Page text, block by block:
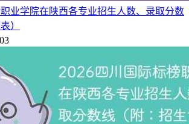
庆市教育考试院，该校2026年是否面向重
多少人、选科与专业要求等情况，请以自
官网最新发布的招生简章为准！
科大学2025年在重庆录取分
预估
业学院在陕西各专业招生人数、录取分数
）